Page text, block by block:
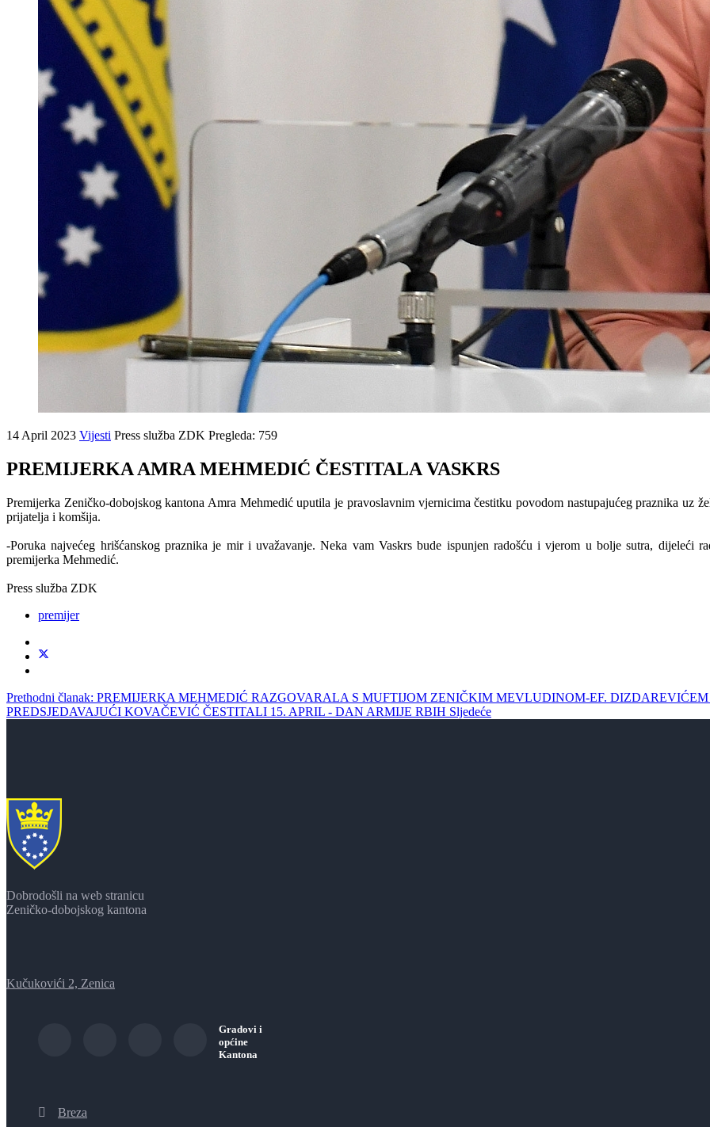
14 April 2023 Vijesti Press služba ZDK Pregleda: 759
PREMIJERKA AMRA MEHMEDIĆ ČESTITALA VASKRS
Premijerka Zeničko-dobojskog kantona Amra Mehmedić uputila je pravoslavnim vjernicima čestitku povodom nastupajućeg praznika uz
prijatelja i komšija.
-Poruka najvećeg hrišćanskog praznika je mir i uvažavanje. Neka vam Vaskrs bude ispunjen radošću i vjerom u bolje sutra, dijeleći
premijerka Mehmedić.
Press služba ZDK
premijer
Prethodni članak: PREMIJERKA MEHMEDIĆ RAZGOVARALA S MUFTIJOM ZENIČKIM MEVLUDINOM-EF.
PREDSJEDAVAJUĆI KOVAČEVIĆ ČESTITALI 15. APRIL - DAN ARMIJE RBIH Sljedeće
Dobrodošli na web stranicu
Zeničko-dobojskog kantona
Kučukovići 2, Zenica
Gradovi i
općine
Kantona
Breza